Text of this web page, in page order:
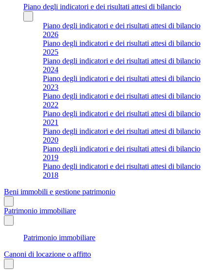
Piano degli indicatori e dei risultati attesi di bilancio
Piano degli indicatori e dei risultati attesi di bilancio
2026
Piano degli indicatori e dei risultati attesi di bilancio
2025
Piano degli indicatori e dei risultati attesi di bilancio
2024
Piano degli indicatori e dei risultati attesi di bilancio
2023
Piano degli indicatori e dei risultati attesi di bilancio
2022
Piano degli indicatori e dei risultati attesi di bilancio
2021
Piano degli indicatori e dei risultati attesi di bilancio
2020
Piano degli indicatori e dei risultati attesi di bilancio
2019
Piano degli indicatori e dei risultati attesi di bilancio
2018
Beni immobili e gestione patrimonio
Patrimonio immobiliare
Patrimonio immobiliare
Canoni di locazione o affitto